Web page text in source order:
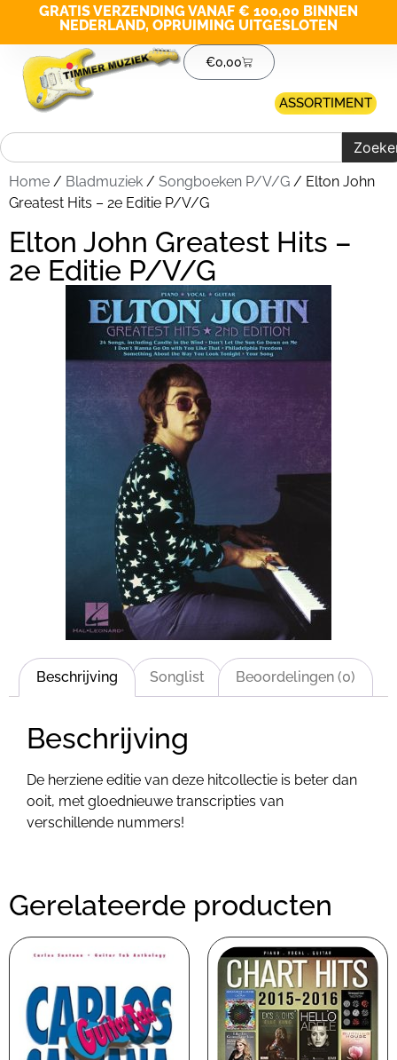
GRATIS VERZENDING VANAF € 100,00 BINNEN
NEDERLAND, OPRUIMING UITGESLOTEN
€0,00
ASSORTIMENT
Home / Bladmuziek / Songboeken P/V/G / Elton John
Greatest Hits – 2e Editie P/V/G
Elton John Greatest Hits –
2e Editie P/V/G
Beschrijving Songlist Beoordelingen (0)
Beschrijving
De herziene editie van deze hitcollectie is beter dan
ooit, met gloednieuwe transcripties van
verschillende nummers!
Gerelateerde producten